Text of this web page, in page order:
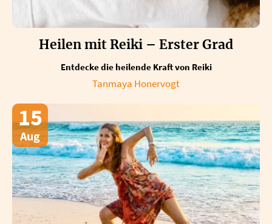
Heilen mit Reiki – Erster Grad
Entdecke die heilende Kraft von Reiki
Tanmaya Honervogt
15
Aug